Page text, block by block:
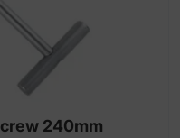
240mm